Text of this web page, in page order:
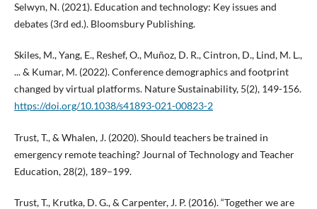
Selwyn, N. (2021). Education and technology: Key issues and
debates (3rd ed.). Bloomsbury Publishing.
Skiles, M., Yang, E., Reshef, O., Muñoz, D. R., Cintron, D., Lind, M. L.,
... & Kumar, M. (2022). Conference demographics and footprint
changed by virtual platforms. Nature Sustainability, 5(2), 149-156.
https://doi.org/10.1038/s41893-021-00823-2
Trust, T., & Whalen, J. (2020). Should teachers be trained in
emergency remote teaching? Journal of Technology and Teacher
Education, 28(2), 189–199.
Trust, T., Krutka, D. G., & Carpenter, J. P. (2016). “Together we are